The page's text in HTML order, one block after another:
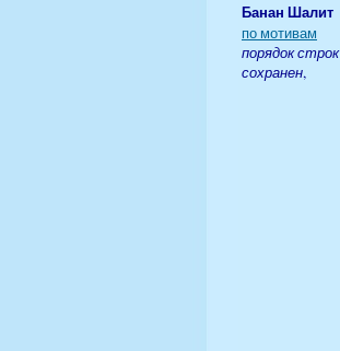
Банан Шалит
по мотивам
порядок строк
сохранен,